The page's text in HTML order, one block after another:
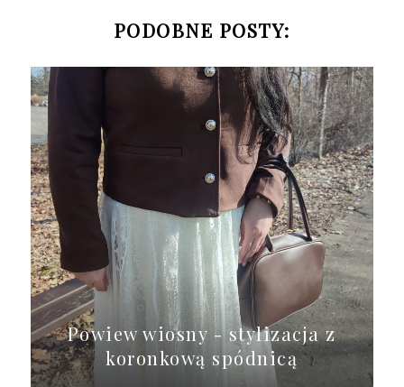
PODOBNE POSTY:
Powiew wiosny - stylizacja z
koronkową spódnicą